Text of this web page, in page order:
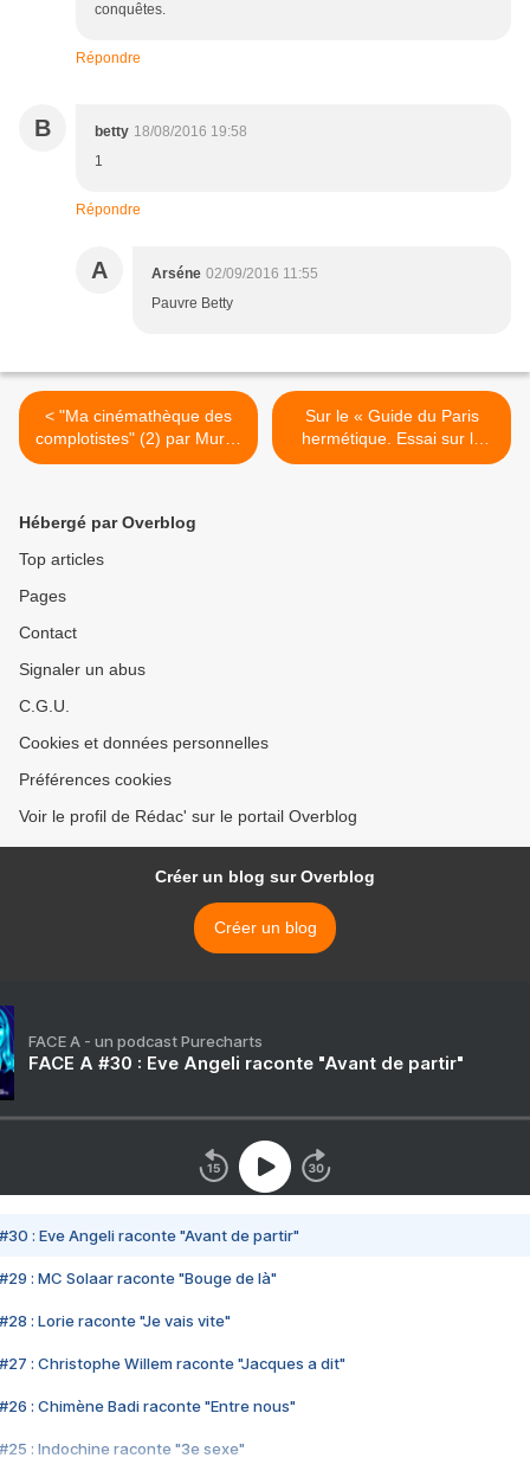
conquêtes.
Répondre
B betty 18/08/2016 19:58
1
Répondre
A Arséne 02/09/2016 11:55
Pauvre Betty
< "Ma cinémathèque des
complotistes" (2) par Muriel
Bellivier
Sur le « Guide du Paris
hermétique. Essai sur la
logique symbolique des
Hébergé par Overblog
Top articles
Pages
Contact
Signaler un abus
C.G.U.
Cookies et données personnelles
Préférences cookies
Voir le profil de Rédac' sur le portail Overblog
Créer un blog sur Overblog
Créer un blog
FACE A - un podcast Purecharts
FACE A #30 : Eve Angeli raconte "Avant de partir"
#30 : Eve Angeli raconte "Avant de partir"
#29 : MC Solaar raconte "Bouge de là"
#28 : Lorie raconte "Je vais vite"
#27 : Christophe Willem raconte "Jacques a dit"
#26 : Chimène Badi raconte "Entre nous"
#25 : Indochine raconte "3e sexe"